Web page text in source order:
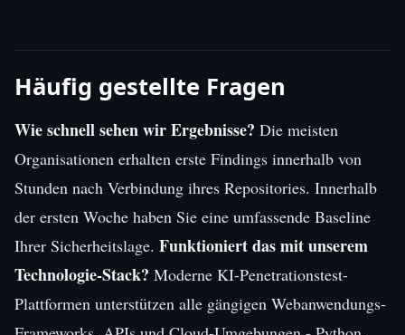
Häufig gestellte Fragen
Wie schnell sehen wir Ergebnisse? Die meisten
Organisationen erhalten erste Findings innerhalb von
Stunden nach Verbindung ihres Repositories. Innerhalb
der ersten Woche haben Sie eine umfassende Baseline
Ihrer Sicherheitslage. Funktioniert das mit unserem
Technologie-Stack? Moderne KI-Penetrationstest-
Plattformen unterstützen alle gängigen Webanwendungs-